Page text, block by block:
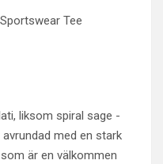
Tee
liksom spiral sage -
med en stark
är en välkommen